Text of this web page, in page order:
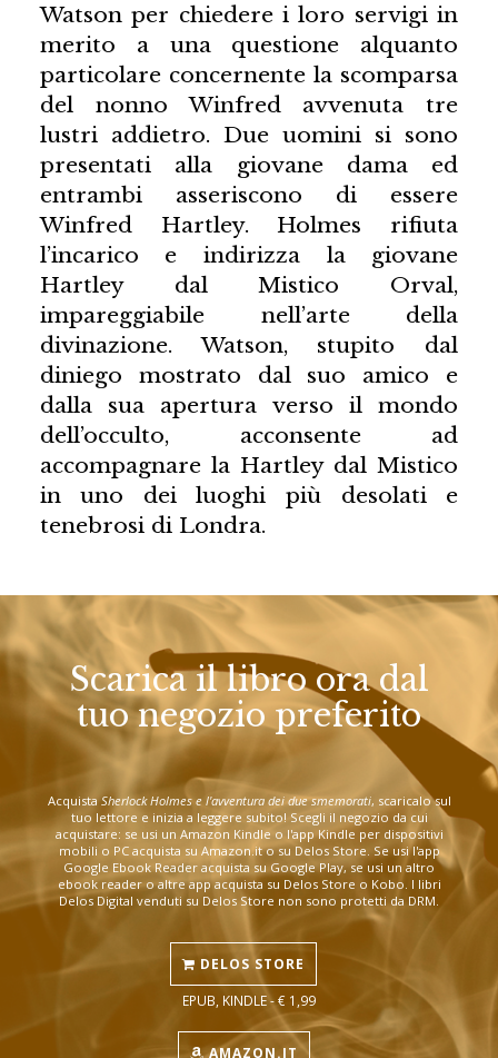
Watson per chiedere i loro servigi in
merito a una questione alquanto
particolare concernente la scomparsa
del nonno Winfred avvenuta tre
lustri addietro. Due uomini si sono
presentati alla giovane dama ed
entrambi asseriscono di essere
Winfred Hartley. Holmes rifiuta
l’incarico e indirizza la giovane
Hartley dal Mistico Orval,
impareggiabile nell’arte della
divinazione. Watson, stupito dal
diniego mostrato dal suo amico e
dalla sua apertura verso il mondo
dell’occulto, acconsente ad
accompagnare la Hartley dal Mistico
in uno dei luoghi più desolati e
tenebrosi di Londra.
Scarica il libro ora dal
tuo negozio preferito
AcquistaSherlock Holmes e l'avventura dei due smemorati, scaricalo sul
tuo lettore e inizia a leggere subito! Scegli il negozio da cui
acquistare: se usi un Amazon Kindle o l'app Kindle per dispositivi
mobili o PC acquista su Amazon.it o su Delos Store. Se usi l'app
Google Ebook Reader acquista su Google Play, se usi un altro
ebook reader o altre app acquista su Delos Store o Kobo. I libri
Delos Digital venduti su Delos Store non sono protetti da DRM.
DELOS STORE
EPUB, KINDLE - € 1,99
AMAZON.IT